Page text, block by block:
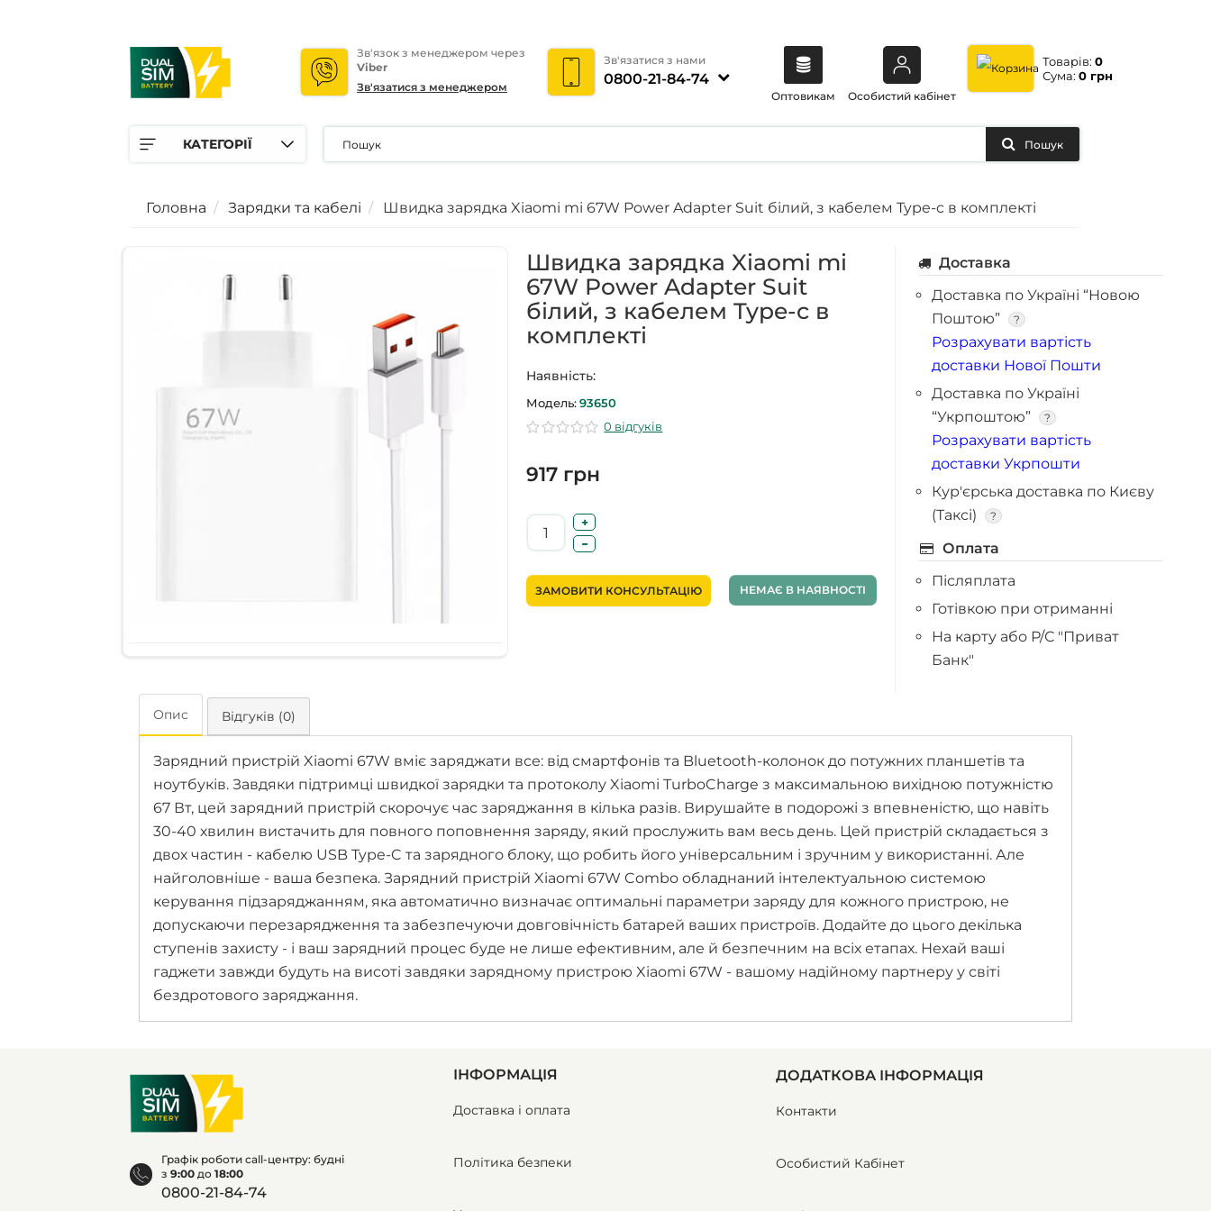
Зв'язок з менеджером через
Viber
Зв'язатися з менеджером
Зв'язатися з нами
0800-21-84-74
Оптовикам Особистий кабінет
Товарів: 0
Сума: 0 грн
КАТЕГОРІЇ Пошук
Головна Зарядки та кабелі Швидка зарядка Xiaomi mi 67W Power Adapter Suit білий, з кабелем Type-c в комплекті
Швидка зарядка Xiaomi mi
67W Power Adapter Suit
білий, з кабелем Type-c в
комплекті
Наявність:
Модель: 93650
0 відгуків
917 грн
ЗАМОВИТИ КОНСУЛЬТАЦІЮ НЕМАЄ В НАЯВНОСТІ
Доставка
Доставка по Україні “Новою
Поштою”
?
Розрахувати вартість
доставки Нової Пошти
Доставка по Україні
“Укрпоштою”
?
Розрахувати вартість
доставки Укрпошти
Кур'єрська доставка по Києву
(Таксі)
?
Оплата
Післяплата
Готівкою при отриманні
На карту або Р/С "Приват
Банк"
Опис Відгуків (0)
Зарядний пристрій Xiaomi 67W вміє заряджати все: від смартфонів та Bluetooth-колонок до потужних планшетів та
ноутбуків. Завдяки підтримці швидкої зарядки та протоколу Xiaomi TurboCharge з максимальною вихідною потужністю
67 Вт, цей зарядний пристрій скорочує час заряджання в кілька разів. Вирушайте в подорожі з впевненістю, що навіть
30-40 хвилин вистачить для повного поповнення заряду, який прослужить вам весь день. Цей пристрій складається з
двох частин - кабелю USB Type-C та зарядного блоку, що робить його універсальним і зручним у використанні. Але
найголовніше - ваша безпека. Зарядний пристрій Xiaomi 67W Combo обладнаний інтелектуальною системою
керування підзаряджанням, яка автоматично визначає оптимальні параметри заряду для кожного пристрою, не
допускаючи перезарядження та забезпечуючи довговічність батарей ваших пристроїв. Додайте до цього декілька
ступенів захисту - і ваш зарядний процес буде не лише ефективним, але й безпечним на всіх етапах. Нехай ваші
гаджети завжди будуть на висоті завдяки зарядному пристрою Xiaomi 67W - вашому надійному партнеру у світі
бездротового заряджання.
Графік роботи call-центру: будні
з9:00 до18:00
0800-21-84-74
ІНФОРМАЦІЯ
Доставка і оплата
Політика безпеки
ДОДАТКОВА ІНФОРМАЦІЯ
Контакти
Особистий Кабінет